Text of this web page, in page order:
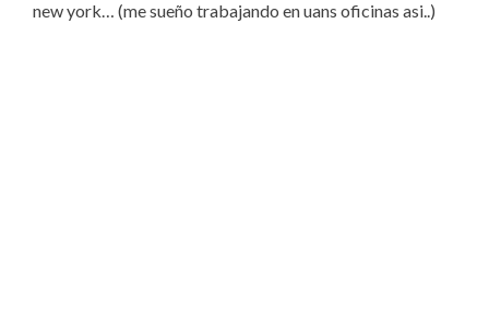
new york… (me sueño trabajando en uans oficinas asi..)